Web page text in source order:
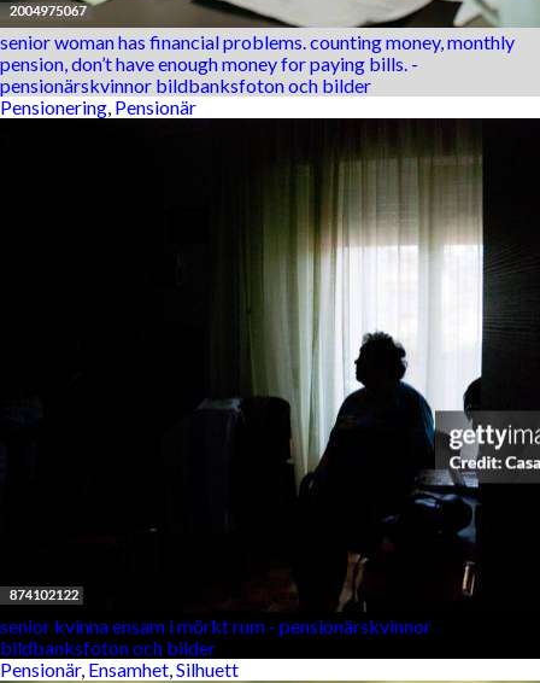
senior woman has financial problems. counting money, monthly
pension, don’t have enough money for paying bills. -
pensionärskvinnor bildbanksfoton och bilder
Pensionering, Pensionär
senior kvinna ensam i mörkt rum - pensionärskvinnor
bildbanksfoton och bilder
Pensionär, Ensamhet,Silhuett